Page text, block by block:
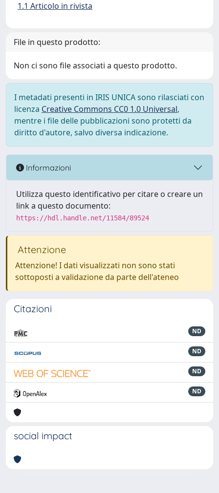
1.1 Articolo in rivista
File in questo prodotto:
Non ci sono file associati a questo prodotto.
I metadati presenti in IRIS UNICA sono rilasciati con
licenza Creative Commons CC0 1.0 Universal,
mentre i file delle pubblicazioni sono protetti da
diritto d'autore, salvo diversa indicazione.
Informazioni
Utilizza questo identificativo per citare o creare un
link a questo documento:
https://hdl.handle.net/11584/89524
Attenzione
Attenzione! I dati visualizzati non sono stati
sottoposti a validazione da parte dell'ateneo
Citazioni
ND
ND
ND
ND
social impact